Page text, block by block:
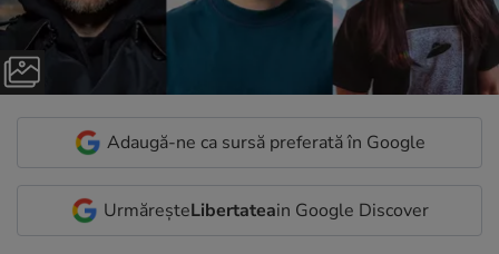
Adaugă-ne ca sursă preferată în Google
UrmăreșteLibertateain Google Discover